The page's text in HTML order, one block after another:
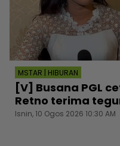
MSTAR | HIBURAN
[V] Busana PGL
Retno terima
Isnin, 10 Ogos 2026 10:30 AM